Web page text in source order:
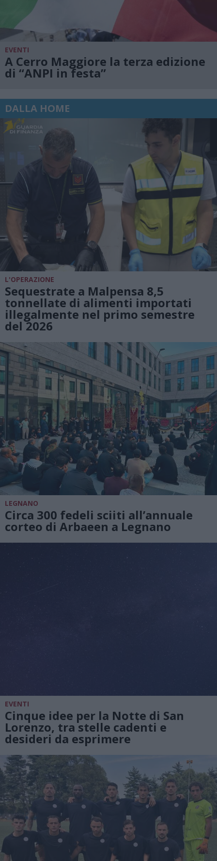
EVENTI
A Cerro Maggiore la terza edizione
di “ANPI in festa”
DALLA HOME
L'OPERAZIONE
Sequestrate a Malpensa 8,5
tonnellate di alimenti importati
illegalmente nel primo semestre
del 2026
LEGNANO
Circa 300 fedeli sciiti all’annuale
corteo di Arbaeen a Legnano
EVENTI
Cinque idee per la Notte di San
Lorenzo, tra stelle cadenti e
desideri da esprimere